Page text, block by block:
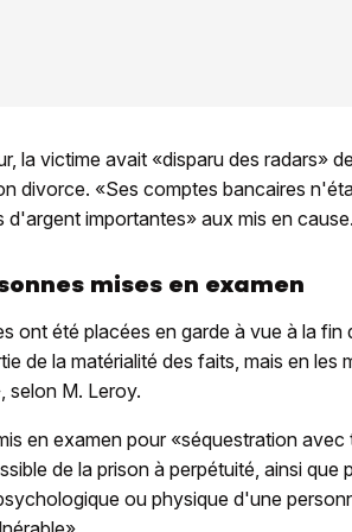
la victime avait «disparu des radars»
divorce. «Ses comptes bancaires
d'argent importantes» aux mis en
mises en examen
ont été placées en garde à vue à la fin
de la matérialité des faits, mais en les
selon M. Leroy.
en examen pour «séquestration
de la prison à perpétuité, ainsi
ou physique d'une